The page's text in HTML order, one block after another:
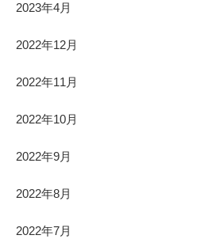
2023年4月
2022年12月
2022年11月
2022年10月
2022年9月
2022年8月
2022年7月